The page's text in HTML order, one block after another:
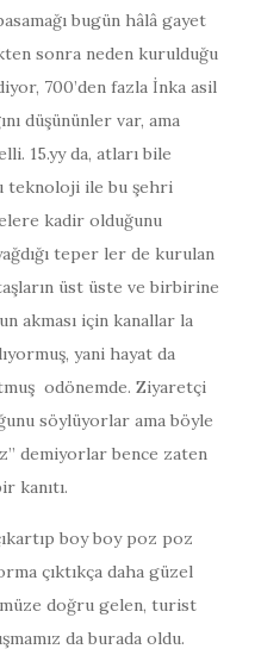
bugün hâlâ gayet
sonra neden kurulduğu
700’den fazla İnka asil
düşününler var, ama
15.yy da, atları bile
teknoloji ile bu şehri
kadir olduğunu
teper ler de kurulan
üst üste ve birbirine
akması için kanallar la
yani hayat da
odönemde. Ziyaretçi
söylüyorlar ama böyle
demiyorlar bence zaten
kanıtı.
boy boy poz poz
çıktıkça daha güzel
doğru gelen, turist
da burada oldu.